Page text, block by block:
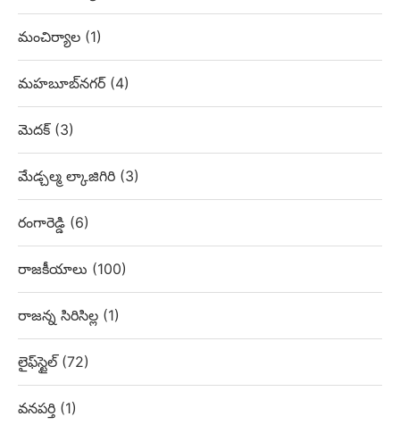
మంచిర్యాల (1)
మహబూబ్‌నగర్ (4)
మెదక్ (3)
మేడ్చల్మ ల్కాజిగిరి (3)
రంగారెడ్డి (6)
రాజకీయాలు (100)
రాజన్న సిరిసిల్ల (1)
లైఫ్‌స్టైల్ (72)
వనపర్తి (1)